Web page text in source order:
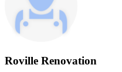
Roville Renovation